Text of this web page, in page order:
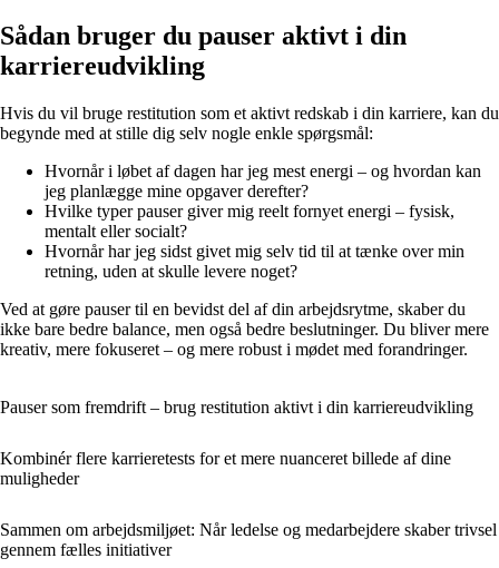
Sådan bruger du pauser aktivt i din
karriereudvikling
Hvis du vil bruge restitution som et aktivt redskab i din karriere, kan du
begynde med at stille dig selv nogle enkle spørgsmål:
Hvornår i løbet af dagen har jeg mest energi – og hvordan kan
jeg planlægge mine opgaver derefter?
Hvilke typer pauser giver mig reelt fornyet energi – fysisk,
mentalt eller socialt?
Hvornår har jeg sidst givet mig selv tid til at tænke over min
retning, uden at skulle levere noget?
Ved at gøre pauser til en bevidst del af din arbejdsrytme, skaber du
ikke bare bedre balance, men også bedre beslutninger. Du bliver mere
kreativ, mere fokuseret – og mere robust i mødet med forandringer.
Pauser som fremdrift – brug restitution aktivt i din karriereudvikling
Kombinér flere karrieretests for et mere nuanceret billede af dine
muligheder
Sammen om arbejdsmiljøet: Når ledelse og medarbejdere skaber trivsel
gennem fælles initiativer